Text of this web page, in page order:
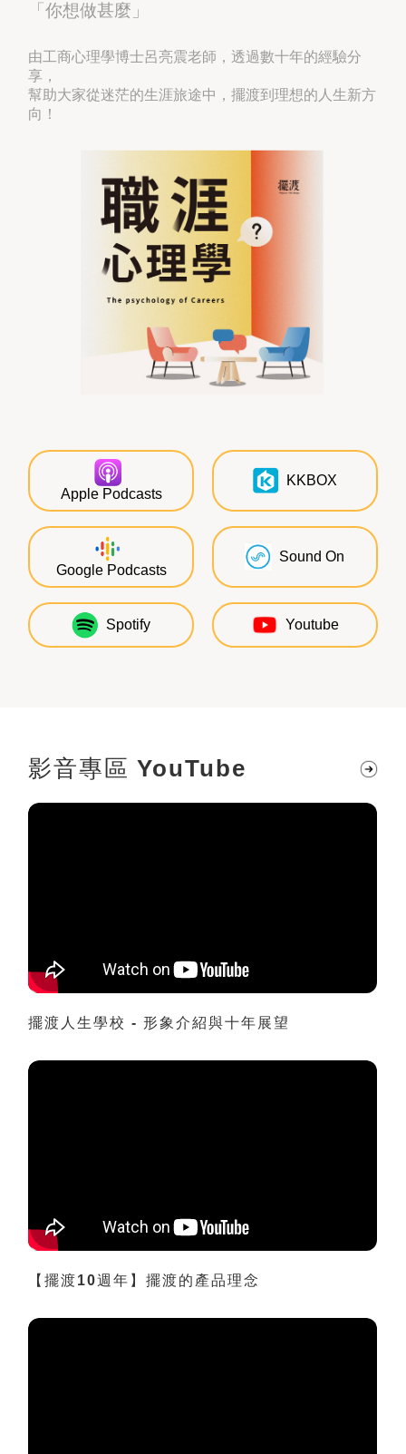
「你想做甚麼」
由工商心理學博士呂亮震老師，透過數十年的經驗分
享，
幫助大家從迷茫的生涯旅途中，擺渡到理想的人生新方
向！
Apple Podcasts
KKBOX
Google Podcasts
Sound On
Spotify Youtube
影音專區 YouTube
擺渡人生學校 - 形象介紹與十年展望
【擺渡10週年】擺渡的產品理念